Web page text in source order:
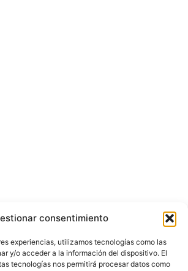
consentimiento
experiencias, utilizamos tecnologías como las
y/o acceder a la información del dispositivo. El
tecnologías nos permitirá procesar datos como